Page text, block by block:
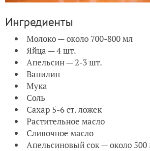
Ингредиенты
Молоко — около 700-800 мл
Яйца — 4 шт.
Апельсин — 2-3 шт.
Ванилин
Мука
Соль
Сахар 5-6 ст. ложек
Растительное масло
Сливочное масло
Апельсиновый сок — около 500